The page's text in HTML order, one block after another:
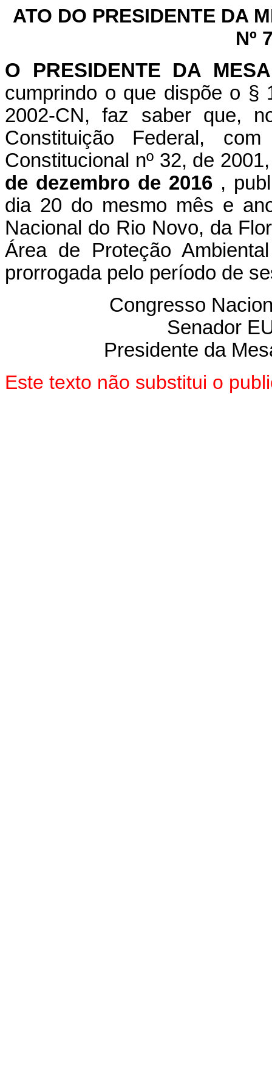
ATO DO PRESIDENTE DA
Nº
O PRESIDENTE DA
cumprindo o que dispõe o §
2002-CN, faz saber que,
Constituição Federal,
Constitucional nº 32, de
de dezembro de 2016 ,
dia 20 do mesmo mês e
Nacional do Rio Novo, da
Área de Proteção
prorrogada pelo período de
Congresso
Senador
Presidente da
Este texto não substitui o